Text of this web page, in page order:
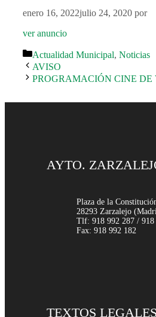
enero 16, 2022julio 24, 2020 por
ver anuncio
Categorías
Actualidad Municipal, Noticias
AVISO
PROGRAMACIÓN CINE DE
AYTO.
Plaza de la
28293 Zarzalejo
Tlf: 918 992 287 / 918
Fax: 918 992 182
TEXTOS LEGALES